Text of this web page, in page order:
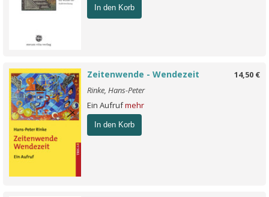
In den Korb
14,50 €
Zeitenwende - Wendezeit
Rinke, Hans-Peter
Ein Aufrufmehr
In den Korb